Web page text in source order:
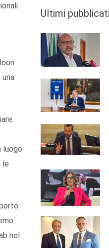
luogo
le
nel
Ultimi pubblicati